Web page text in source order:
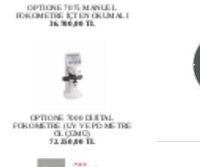
OPTIONE 7000 DİJİTAL
72.250,00 TL